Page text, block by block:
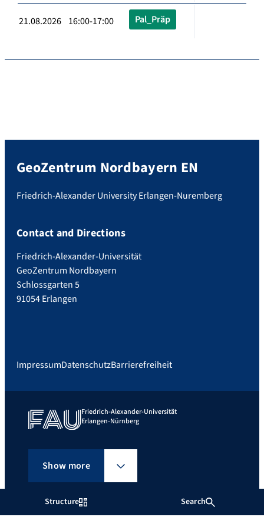
Structure Search
21.08.2026 16:00-17:00 Pal_Präp
GeoZentrum Nordbayern EN
Friedrich-Alexander University Erlangen-Nuremberg
Contact and Directions
Friedrich-Alexander-Universität
GeoZentrum Nordbayern
Schlossgarten 5
91054 Erlangen
ImpressumDatenschutzBarrierefreiheit
Friedrich-Alexander-Universität
Erlangen-Nürnberg
Show more